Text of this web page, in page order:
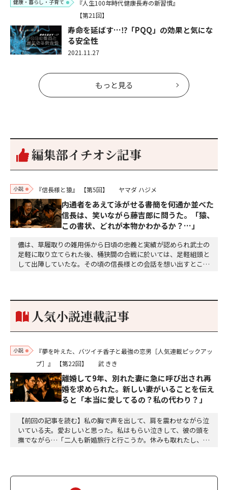
健康・暮らし・子育て
『人生100年時代健康長寿の新習慣』
【第21回】
寿命を延ばす…⁉「PQQ」の効果と気にな
る安全性
2021.11.27
もっと見る
編集部イチオシ記事
小説 『信長様と猿』 【第5回】 ヤマダ ハジメ
内通者をあえて泳がせる――書簡を何通か並べた
信長は、笑いながら藤吉郎に問うた。「猿、
この書状、どれが本物かわかるか？…」
儂は、草履取りの雑用係から日頃の忠義と実績が認められ武士の
足軽に取り立てられた後、桶狭間の合戦に於いては、足軽組頭と
して出陣していたな。その頃の信長様との会話を想い出すとこん
り。どうして勝てたのか、未だにわかりません。…
人気小説連載記事
小説
『夢を叶えた、バツイチ香子と最強の恋男［人気連載ピックアッ
プ］』
【第22回】 武 きき
離婚して9年、別れた妻に急に呼び出され再
婚を求められた。新しい妻がいることを伝え
ると「本当に愛してるの？私の代わり？」
【前回の記事を読む】私の胸で声を出して、肩を震わせながら泣
いている夫。愛おしいと思った。私はもらい泣きして、彼の頭を
撫でながら…「二人も新婚旅行と行こうか。休みも取れたし、仕
泊延長するけどどうする？ ああ、分かった。じゃ、一泊…